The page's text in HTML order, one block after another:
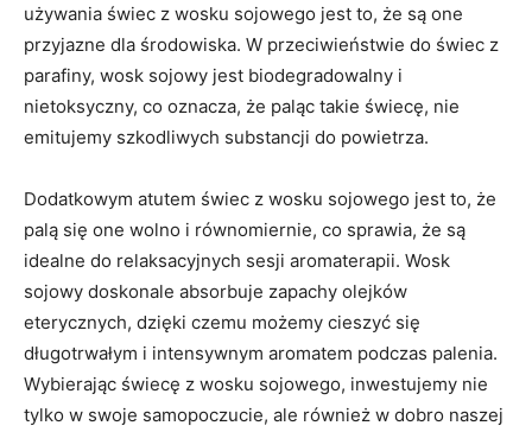
⁢używania świec z wosku​ sojowego‌ jest ⁤to, że są one
przyjazne dla środowiska. W‌ przeciwieństwie do świec z
‍parafiny, wosk ⁤sojowy jest biodegradowalny i
nietoksyczny, co ⁤oznacza, że paląc takie świecę, nie
emitujemy szkodliwych ‌substancji do powietrza.
Dodatkowym atutem świec z wosku sojowego⁤ jest ⁣to, że
palą‍ się one wolno i równomiernie, co sprawia, że⁢ są
idealne do ​relaksacyjnych sesji aromaterapii. Wosk⁢
sojowy⁤ doskonale absorbuje zapachy olejków
eterycznych, dzięki ‍czemu możemy cieszyć ⁣się
⁣długotrwałym i intensywnym ⁣aromatem podczas ⁢palenia.
Wybierając świecę⁣ z wosku sojowego, inwestujemy nie
tylko ‍w swoje⁢ samopoczucie,⁣ ale również w dobro ⁢naszej​